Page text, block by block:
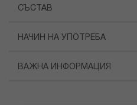
СЪСТАВ
НАЧИН НА УПОТРЕБА
ВАЖНА ИНФОРМАЦИЯ